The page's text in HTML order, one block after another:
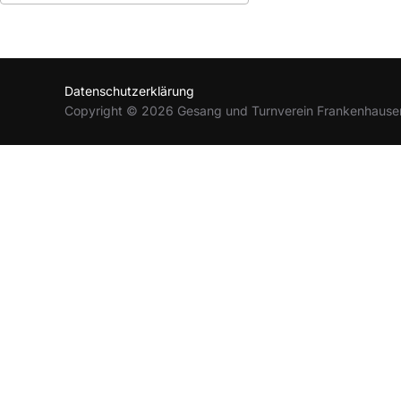
Datenschutzerklärung
Copyright © 2026 Gesang und Turnverein